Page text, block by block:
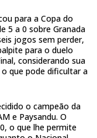
para a Copa do
5 a 0 sobre Granada
jogos sem perder,
para o duelo
considerando sua
que pode dificultar a
o campeão da
e Paysandu. O
o que lhe permite